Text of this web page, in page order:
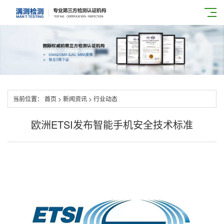
当前位置： 首页 > 新闻资讯 > 行业动态
欧洲ETSI发布智能手机安全技术标准